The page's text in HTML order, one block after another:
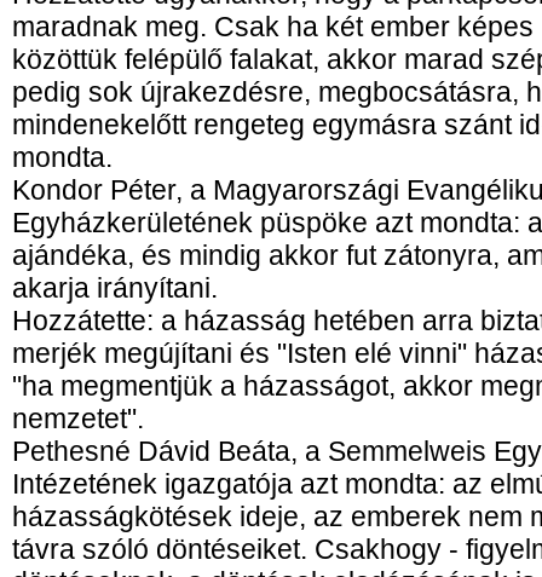
maradnak meg. Csak ha két ember
közöttük felépülő falakat, akkor marad
pedig sok újrakezdésre, megbocsátásra,
mindenekelőtt rengeteg egymásra szánt
mondta.
Kondor Péter, a Magyarországi
Egyházkerületének püspöke azt mondta:
ajándéka, és mindig akkor fut zátonyra,
akarja irányítani.
Hozzátette: a házasság hetében arra
merjék megújítani és "Isten elé vinni"
"ha megmentjük a házasságot, akkor
nemzetet".
Pethesné Dávid Beáta, a Semmelweis
Intézetének igazgatója azt mondta: az
házasságkötések ideje, az emberek nem
távra szóló döntéseiket. Csakhogy -